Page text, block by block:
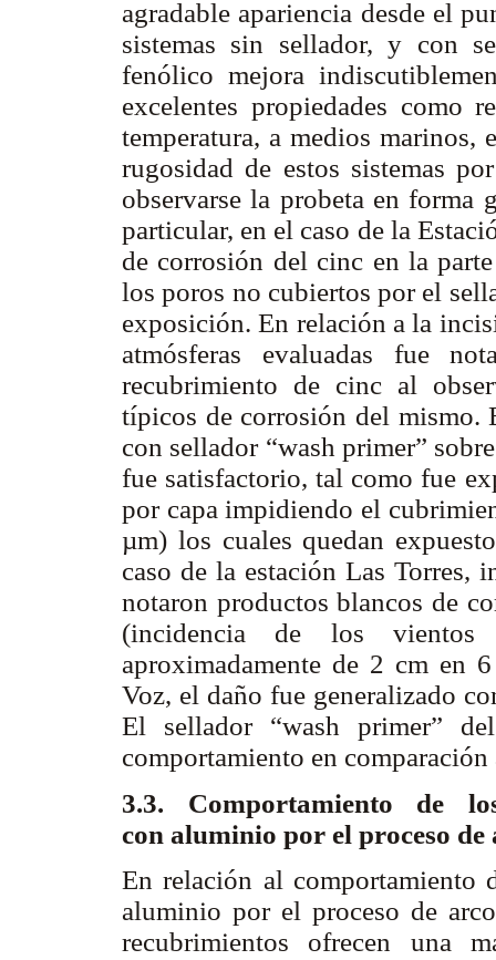
agradable apariencia desde el
sistemas sin sellador, y con
fenólico mejora
excelentes propiedades como
temperatura, a medios marinos,
rugosidad de estos sistemas
observarse la probeta en forma
particular, en el caso de la
de corrosión del cinc en la
los poros no cubiertos por el
exposición. En relación a la
atmósferas evaluadas fue
recubrimiento de cinc al
típicos de corrosión del mismo.
con sellador “wash primer”
fue satisfactorio, tal como fue
por capa impidiendo el
µm) los cuales quedan
caso de la estación Las Torres,
notaron productos blancos de
(incidencia de los vientos
aproximadamente de 2 cm en
Voz, el daño fue generalizado
El sellador “wash primer”
comportamiento en
3.3. Comportamiento de
con aluminio por el proceso
En relación al comportamiento
aluminio por el proceso de
recubrimientos ofrecen una